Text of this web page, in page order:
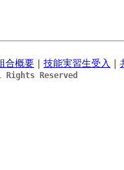
合概要 ｜ 技能実習生受入 ｜
Reserved